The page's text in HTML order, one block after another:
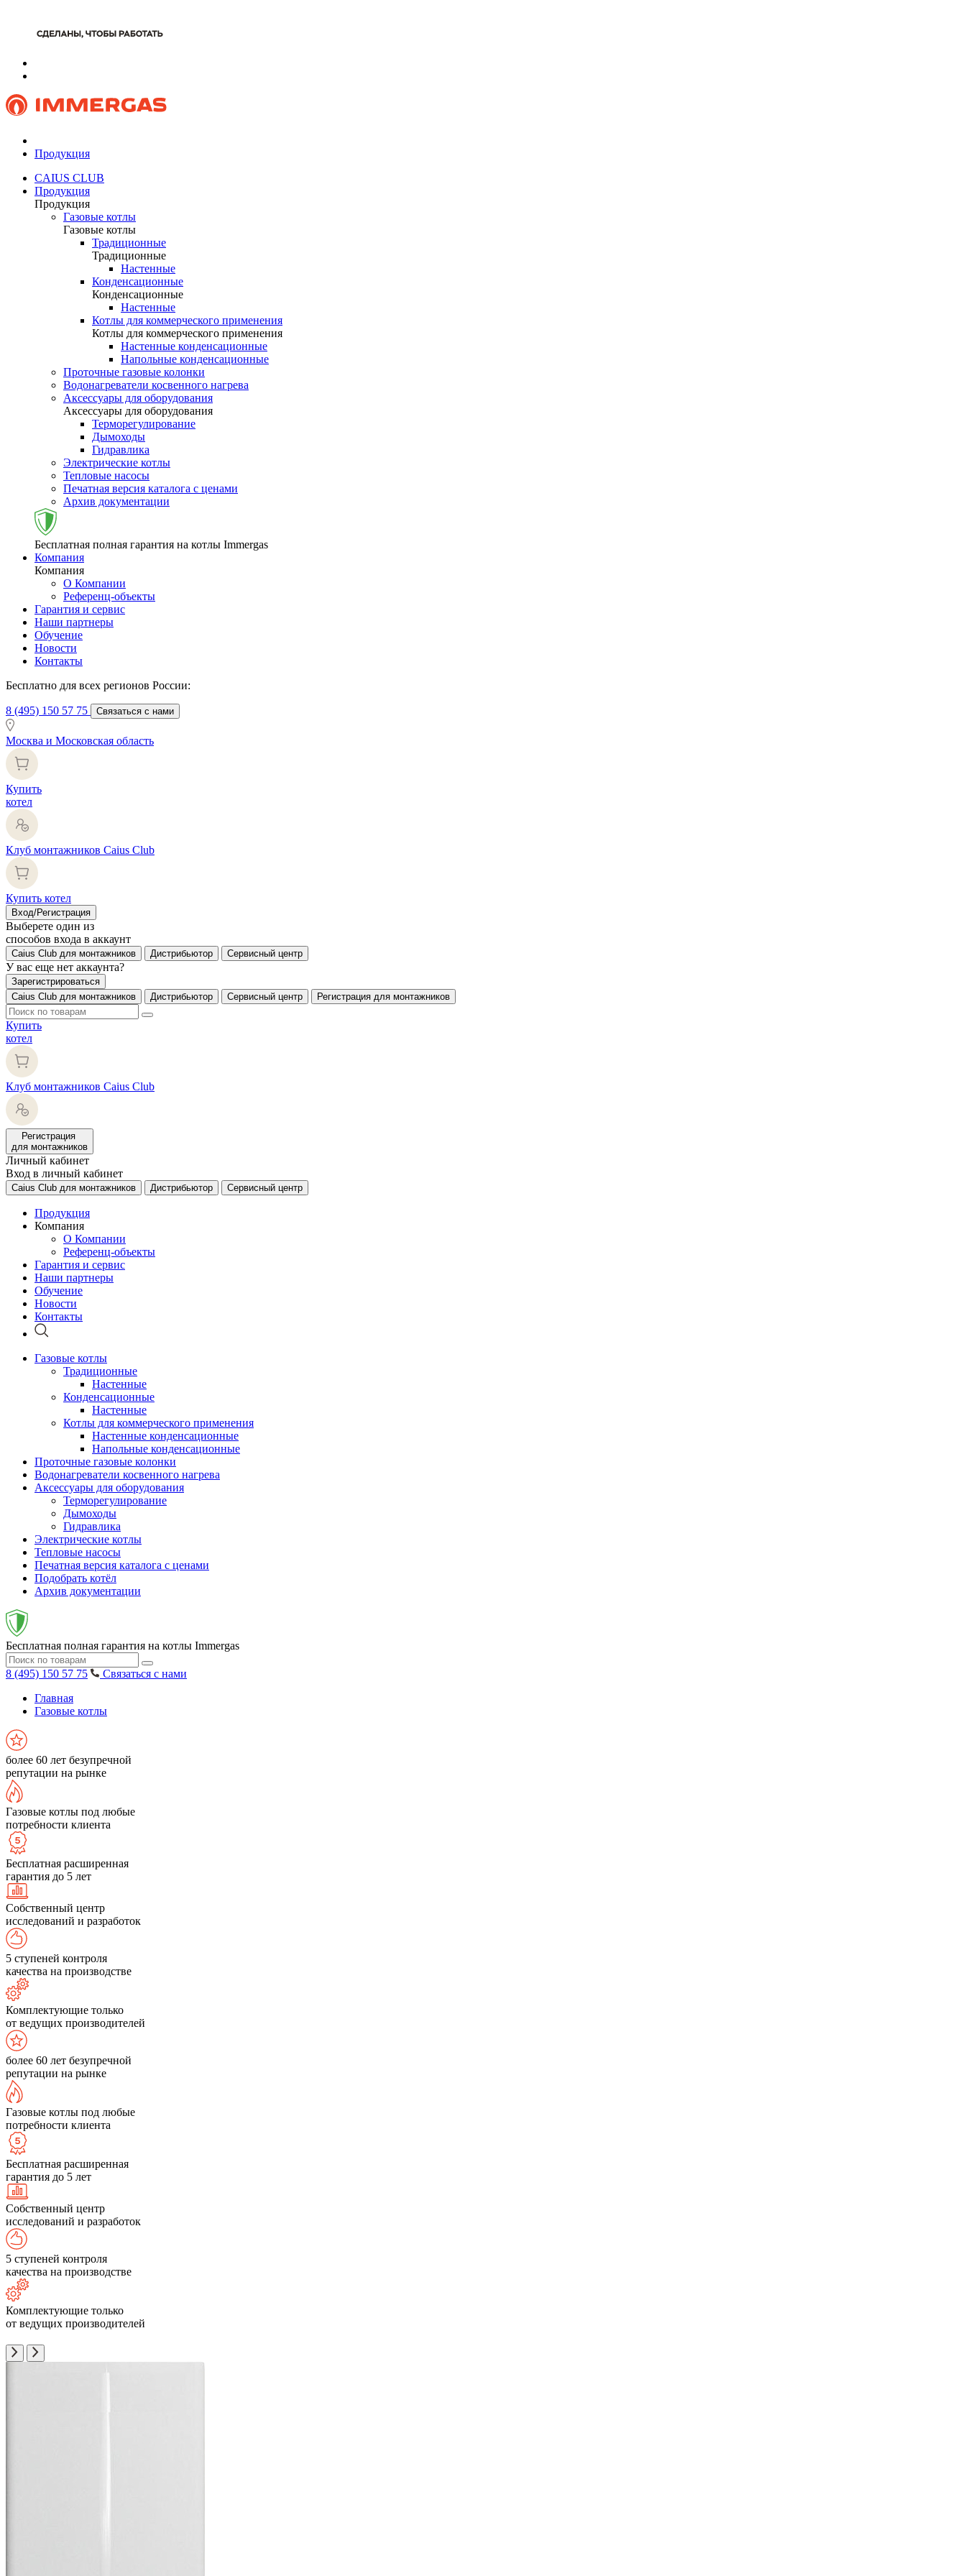
Продукция
CAIUS CLUB
Продукция
Продукция
Газовые котлы
Газовые котлы
Традиционные
Традиционные
Настенные
Конденсационные
Конденсационные
Настенные
Котлы для коммерческого применения
Котлы для коммерческого применения
Настенные конденсационные
Напольные конденсационные
Проточные газовые колонки
Водонагреватели косвенного нагрева
Аксессуары для оборудования
Аксессуары для оборудования
Терморегулирование
Дымоходы
Гидравлика
Электрические котлы
Тепловые насосы
Печатная версия каталога с ценами
Архив документации
Бесплатная полная гарантия на котлы Immergas
Компания
Компания
О Компании
Референц-объекты
Гарантия и сервис
Наши партнеры
Обучение
Новости
Контакты
Бесплатно для всех регионов России:
8 (495) 150 57 75 Связаться с нами
Москва и Московская область
Купить
котел
Клуб монтажников Caius Club
Купить котел
Вход/Регистрация
Выберете один из
способов входа в аккаунт
Caius Club для монтажников Дистрибьютор Сервисный центр
У вас еще нет аккаунта?
Зарегистрироваться
Caius Club для монтажников
Дистрибьютор Сервисный центр Регистрация для монтажников
Купить
котел
Клуб монтажников Caius Club
Регистрация
для монтажников
Личный кабинет
Вход в личный кабинет
Caius Club для монтажников Дистрибьютор Сервисный центр
Продукция
Компания
О Компании
Референц-объекты
Гарантия и сервис
Наши партнеры
Обучение
Новости
Контакты
Газовые котлы
Традиционные
Настенные
Конденсационные
Настенные
Котлы для коммерческого применения
Настенные конденсационные
Напольные конденсационные
Проточные газовые колонки
Водонагреватели косвенного нагрева
Аксессуары для оборудования
Терморегулирование
Дымоходы
Гидравлика
Электрические котлы
Тепловые насосы
Печатная версия каталога с ценами
Подобрать котёл
Архив документации
Бесплатная полная гарантия на котлы Immergas
8 (495) 150 57 75
Связаться с нами
Главная
Газовые котлы
более 60 лет безупречной
репутации на рынке
Газовые котлы под любые
потребности клиента
Бесплатная расширенная
гарантия до 5 лет
Собственный центр
исследований и разработок
5 ступеней контроля
качества на производстве
Комплектующие только
от ведущих производителей
более 60 лет безупречной
репутации на рынке
Газовые котлы под любые
потребности клиента
Бесплатная расширенная
гарантия до 5 лет
Собственный центр
исследований и разработок
5 ступеней контроля
качества на производстве
Комплектующие только
от ведущих производителей